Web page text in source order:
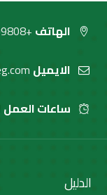
الهاتف +201008999808
الايميل
ساعات العمل
الدليل